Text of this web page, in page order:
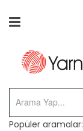
Popüler aramalar: